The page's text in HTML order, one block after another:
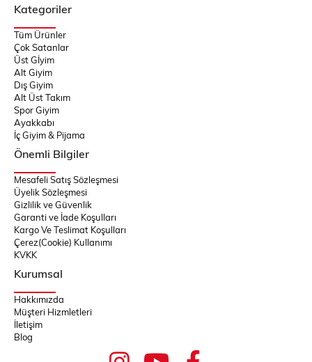
Kategoriler
Tüm Ürünler
Çok Satanlar
Üst Gİyim
Alt Giyim
Dış Giyim
Alt Üst Takım
Spor Giyim
Ayakkabı
İç Giyim & Pijama
Önemli Bilgiler
Mesafeli Satış Sözleşmesi
Üyelik Sözleşmesi
Gizlilik ve Güvenlik
Garanti ve İade Koşulları
Kargo Ve Teslimat Koşulları
Çerez(Cookie) Kullanımı
KVKK
Kurumsal
Hakkımızda
Müşteri Hizmletleri
İletişim
Blog